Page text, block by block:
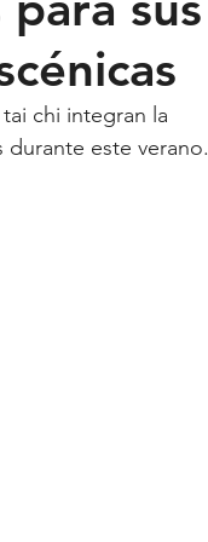
niña Catarsis
Captura critica
chi integran la
durante este verano.